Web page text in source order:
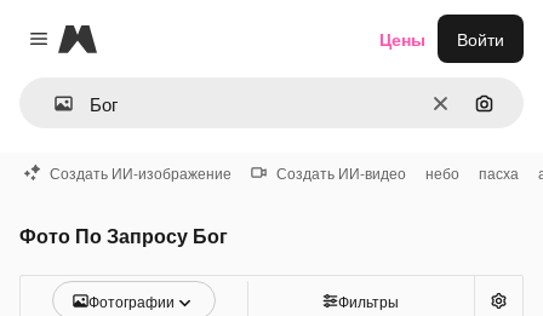
Close menu
Magnific
ОчиститьПоиск
Цены Войти
Создать ИИ-изображение Создать ИИ-видео небо пасха
Фото По Запросу Бог
Фотографии Фильтры